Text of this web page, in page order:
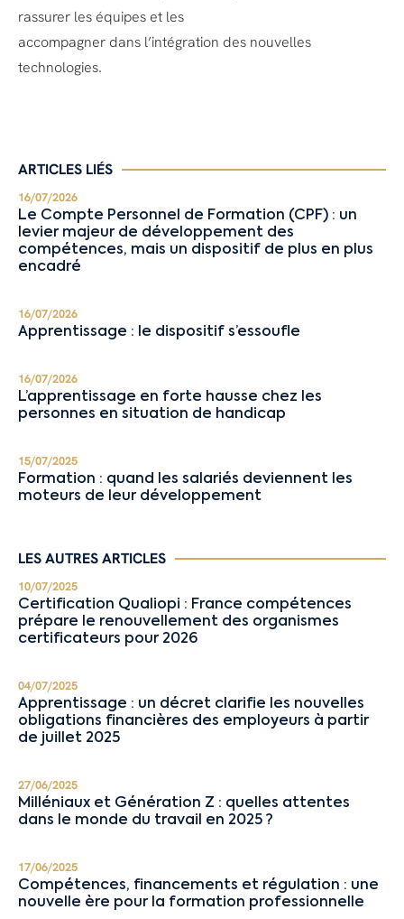
rassurer les équipes et les
accompagner dans l’intégration des nouvelles
technologies.
ARTICLES LIÉS
16/07/2026
Le Compte Personnel de Formation (CPF) : un
levier majeur de développement des
compétences, mais un dispositif de plus en plus
encadré
16/07/2026
Apprentissage : le dispositif s’essoufle
16/07/2026
L’apprentissage en forte hausse chez les
personnes en situation de handicap
15/07/2025
Formation : quand les salariés deviennent les
moteurs de leur développement
LES AUTRES ARTICLES
10/07/2025
Certification Qualiopi : France compétences
prépare le renouvellement des organismes
certificateurs pour 2026
04/07/2025
Apprentissage : un décret clarifie les nouvelles
obligations financières des employeurs à partir
de juillet 2025
27/06/2025
Milléniaux et Génération Z : quelles attentes
dans le monde du travail en 2025 ?
17/06/2025
Compétences, financements et régulation : une
nouvelle ère pour la formation professionnelle